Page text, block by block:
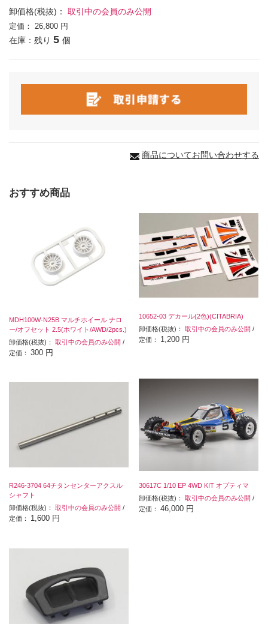
卸価格(税抜)： 取引中の会員のみ公開
定価： 26,800 円
在庫：残り 5 個
商品についてお問い合わせする
おすすめ商品
MDH100W-N25B マルチホイール ナロ
ー/オフセット 2.5(ホワイト/AWD/2pcs.)
卸価格(税抜)： 取引中の会員のみ公開 /
定価： 300 円
10652-03 デカール(2色)(CITABRIA)
卸価格(税抜)：取引中の会員のみ公開 /
定価： 1,200 円
R246-3704 64チタンセンターアクスル
シャフト
卸価格(税抜)： 取引中の会員のみ公開 /
定価： 1,600 円
30617C 1/10 EP 4WD KIT オプティマ
卸価格(税抜)：取引中の会員のみ公開 /
定価：46,000 円